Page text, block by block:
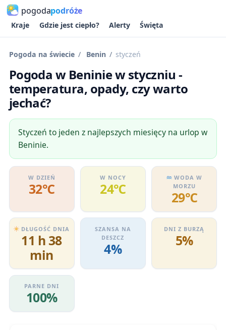
pogodapodróże
Kraje Gdzie jest ciepło? Alerty Święta
Pogoda na świecie Benin styczeń
Pogoda w Beninie w styczniu -
temperatura, opady, czy warto
jechać?
Styczeń to jeden z najlepszych miesięcy na urlop w
Beninie.
W DZIEŃ
32℃
W NOCY
24℃
WODA W
MORZU
29℃
DŁUGOŚĆ DNIA
11 h 38
min
SZANSA NA
DESZCZ
4%
DNI Z BURZĄ
5%
PARNE DNI
100%